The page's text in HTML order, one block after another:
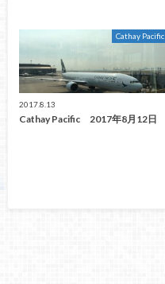
Cathay Pacific
2017.8.13
Cathay Pacific 2017年8月12日